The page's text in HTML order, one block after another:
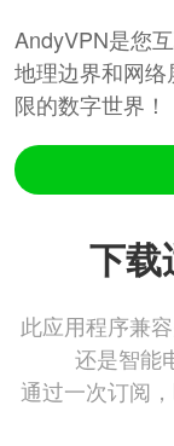
AndyVPN是您
地理边界和网
限的数字世界！
下载
此应用程序兼
还是智能
通过一次订阅